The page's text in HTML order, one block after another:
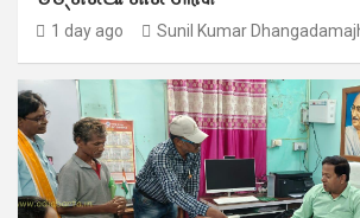
1 day ago Sunil Kumar